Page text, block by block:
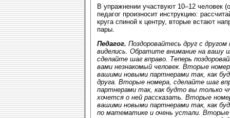
В упражнении участвуют 10–12 человек
педагог произносит инструкцию:
круга спиной к центру, вторые встают
пары.
Педагог. Поздоровайтесь друг с
виделись. Обратите внимание на вашу
сделайте шаг вправо. Теперь
вами незнакомый человек. Вторые
вашими новыми партнерами так, как
друга. Вторые номера, сделайте шаг
партнерами так, как будто вы только
хочется о ней рассказать. Вторые
вашими новыми партнерами так, как
по математике и очень устали. Вторые